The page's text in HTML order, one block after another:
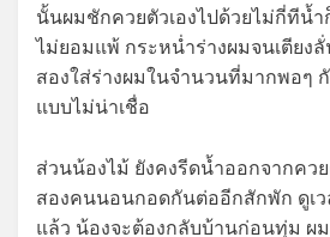
นั้นผมชักควยตัวเองไปด้วยไม่กี่ทีน้
ไม่ยอมแพ้ กระหน่ำร่างผมจนเตียง
สองใส่ร่างผมในจำนวนที่มากพอๆ
แบบไม่น่าเชื่อ
ส่วนน้องไม้ ยังคงรีดน้ำออกจากควย
สองคนนอนกอดกันต่ออีกสักพัก ดูเว
แล้ว น้องจะต้องกลับบ้านก่อนทุ่ม ผ